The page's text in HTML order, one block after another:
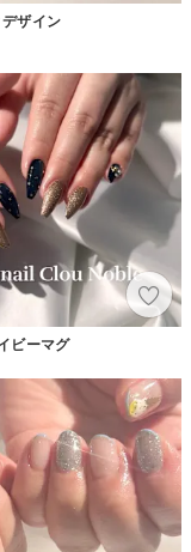
ザイン
ビーマグ